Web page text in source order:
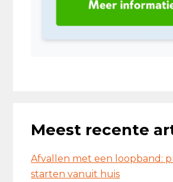
Meest recente
Afvallen met een loopband:
starten vanuit huis